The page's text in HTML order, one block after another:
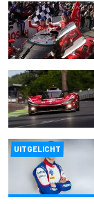
UITGELICHT